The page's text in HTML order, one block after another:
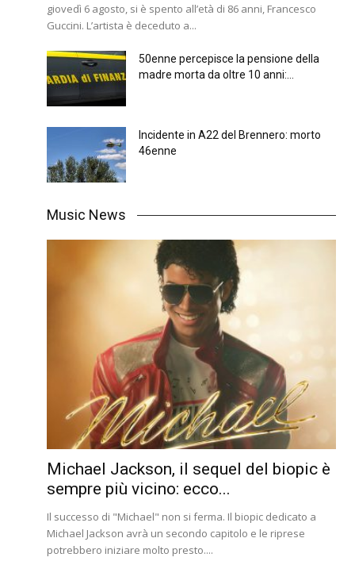
giovedì 6 agosto, si è spento all’età di 86 anni, Francesco
Guccini. L’artista è deceduto a...
50enne percepisce la pensione della
madre morta da oltre 10 anni:...
Incidente in A22 del Brennero: morto
46enne
Music News
Michael Jackson, il sequel del biopic è
sempre più vicino: ecco...
Il successo di "Michael" non si ferma. Il biopic dedicato a
Michael Jackson avrà un secondo capitolo e le riprese
potrebbero iniziare molto presto....